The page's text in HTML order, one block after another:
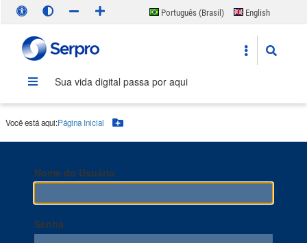
Português (Brasil)
English
Sua vida digital passa por aqui
Você está aqui:Página Inicial Botão Menu
Nome do Usuário
Senha